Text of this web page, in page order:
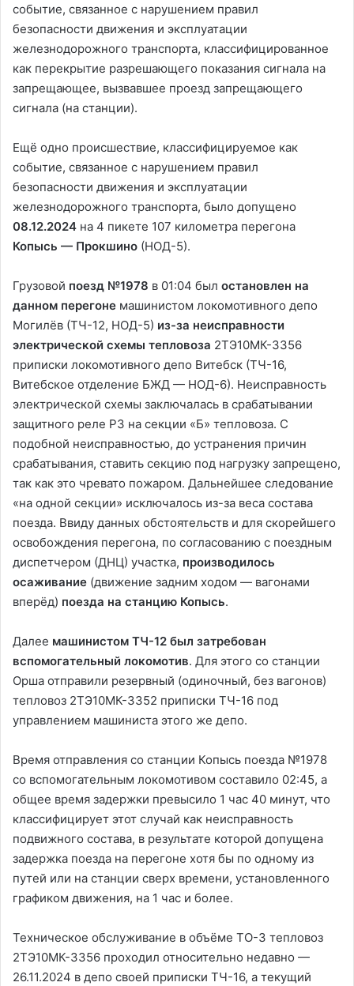
событие, связанное с нарушением правил
безопасности движения и эксплуатации
железнодорожного транспорта, классифицированное
как перекрытие разрешающего показания сигнала на
запрещающее, вызвавшее проезд запрещающего
сигнала (на станции).
Ещё одно происшествие, классифицируемое как
событие, связанное с нарушением правил
безопасности движения и эксплуатации
железнодорожного транспорта, было допущено
08.12.2024 на 4 пикете 107 километра перегона
Копысь — Прокшино (НОД-5).
Грузовой поезд №1978 в 01:04 был остановлен на
данном перегоне машинистом локомотивного депо
Могилёв (ТЧ-12, НОД-5) из-за неисправности
электрической схемы тепловоза 2ТЭ10МК-3356
приписки локомотивного депо Витебск (ТЧ-16,
Витебское отделение БЖД — НОД-6). Неисправность
электрической схемы заключалась в срабатывании
защитного реле Р3 на секции «Б» тепловоза. С
подобной неисправностью, до устранения причин
срабатывания, ставить секцию под нагрузку запрещено,
так как это чревато пожаром. Дальнейшее следование
«на одной секции» исключалось из-за веса состава
поезда. Ввиду данных обстоятельств и для скорейшего
освобождения перегона, по согласованию с поездным
диспетчером (ДНЦ) участка, производилось
осаживание (движение задним ходом — вагонами
вперёд) поезда на станцию Копысь.
Далее машинистом ТЧ-12 был затребован
вспомогательный локомотив. Для этого со станции
Орша отправили резервный (одиночный, без вагонов)
тепловоз 2ТЭ10МК-3352 приписки ТЧ-16 под
управлением машиниста этого же депо.
Время отправления со станции Копысь поезда №1978
со вспомогательным локомотивом составило 02:45, а
общее время задержки превысило 1 час 40 минут, что
классифицирует этот случай как неисправность
подвижного состава, в результате которой допущена
задержка поезда на перегоне хотя бы по одному из
путей или на станции сверх времени, установленного
графиком движения, на 1 час и более.
Техническое обслуживание в объёме ТО-3 тепловоз
2ТЭ10МК-3356 проходил относительно недавно —
26.11.2024 в депо своей приписки ТЧ-16, а текущий